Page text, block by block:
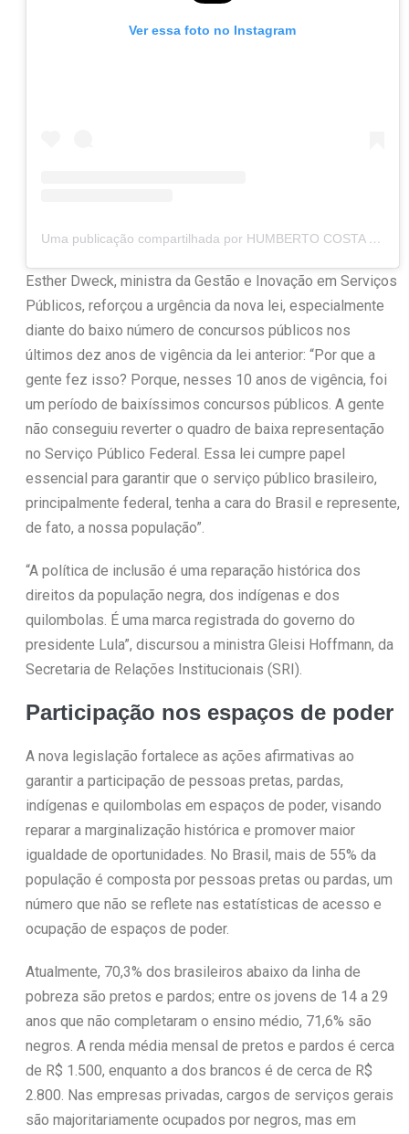
Ver essa foto no Instagram
Uma publicação compartilhada por HUMBERTO COSTA 🇧🇷 (@senadorhumberto)
Esther Dweck, ministra da Gestão e Inovação em Serviços
Públicos, reforçou a urgência da nova lei, especialmente
diante do baixo número de concursos públicos nos
últimos dez anos de vigência da lei anterior: “Por que a
gente fez isso? Porque, nesses 10 anos de vigência, foi
um período de baixíssimos concursos públicos. A gente
não conseguiu reverter o quadro de baixa representação
no Serviço Público Federal. Essa lei cumpre papel
essencial para garantir que o serviço público brasileiro,
principalmente federal, tenha a cara do Brasil e represente,
de fato, a nossa população”.
“A política de inclusão é uma reparação histórica dos
direitos da população negra, dos indígenas e dos
quilombolas. É uma marca registrada do governo do
presidente Lula”, discursou a ministra Gleisi Hoffmann, da
Secretaria de Relações Institucionais (SRI).
Participação nos espaços de poder
A nova legislação fortalece as ações afirmativas ao
garantir a participação de pessoas pretas, pardas,
indígenas e quilombolas em espaços de poder, visando
reparar a marginalização histórica e promover maior
igualdade de oportunidades. No Brasil, mais de 55% da
população é composta por pessoas pretas ou pardas, um
número que não se reflete nas estatísticas de acesso e
ocupação de espaços de poder.
Atualmente, 70,3% dos brasileiros abaixo da linha de
pobreza são pretos e pardos; entre os jovens de 14 a 29
anos que não completaram o ensino médio, 71,6% são
negros. A renda média mensal de pretos e pardos é cerca
de R$ 1.500, enquanto a dos brancos é de cerca de R$
2.800. Nas empresas privadas, cargos de serviços gerais
são majoritariamente ocupados por negros, mas em